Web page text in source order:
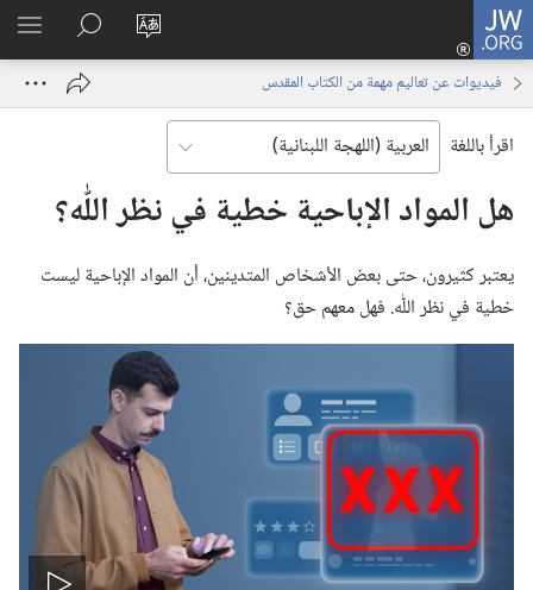
JW.ORG
تغيير
الموقع
تسجيل
الدخول
نافذة
البحث
في
JW.ORG
فيديوات عن تعاليم مهمة من الكتاب المقدس
اقرأ باللغة
هل المواد الإباحية خطية في نظر اللّٰه؟‏
يعتبر كثيرون،‏ حتى بعض الأشخاص المتدينين،‏ أن المواد الإباحية ليست
خطية في نظر اللّٰه.‏ فهل معهم حق؟‏